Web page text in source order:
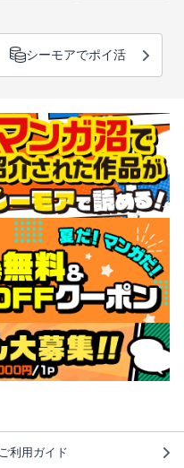
シーモアでポイ活
ご利用ガイド